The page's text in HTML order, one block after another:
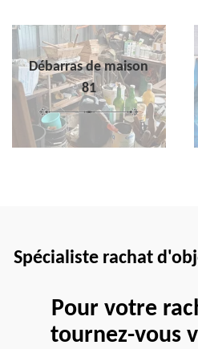
Débarras de maison
81
Spécialiste rachat
Pour votre
tournez-vous